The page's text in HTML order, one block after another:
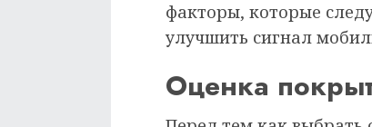
факторы, которые
улучшить сигнал
Оценка